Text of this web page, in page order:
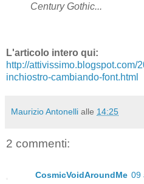
Century Gothic...
L'articolo intero qui:
http://attivissimo.blogspot.com/
inchiostro-cambiando-font.html
Maurizio Antonelli alle 14:25
2 commenti:
CosmicVoidAroundMe 09